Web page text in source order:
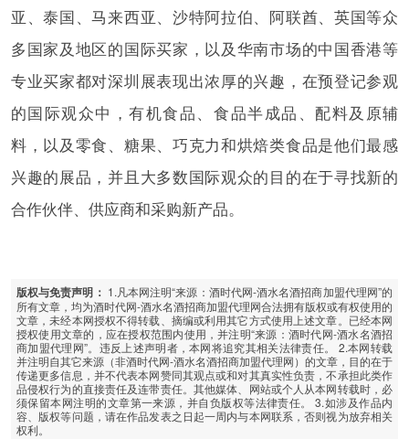
亚、泰国、马来西亚、沙特阿拉伯、阿联酋、英国等众
多国家及地区的国际买家，以及华南市场的中国香港等
专业买家都对深圳展表现出浓厚的兴趣，在预登记参观
的国际观众中，有机食品、食品半成品、配料及原辅
料，以及零食、糖果、巧克力和烘焙类食品是他们最感
兴趣的展品，并且大多数国际观众的目的在于寻找新的
合作伙伴、供应商和采购新产品。
版权与免责声明： 1.凡本网注明“来源：酒时代网-酒水名酒招商加盟代理网”的
所有文章，均为酒时代网-酒水名酒招商加盟代理网合法拥有版权或有权使用的
文章，未经本网授权不得转载、摘编或利用其它方式使用上述文章。已经本网
授权使用文章的，应在授权范围内使用，并注明“来源：酒时代网-酒水名酒招
商加盟代理网”。违反上述声明者，本网将追究其相关法律责任。 2.本网转载
并注明自其它来源（非酒时代网-酒水名酒招商加盟代理网）的文章，目的在于
传递更多信息，并不代表本网赞同其观点或和对其真实性负责，不承担此类作
品侵权行为的直接责任及连带责任。其他媒体、网站或个人从本网转载时，必
须保留本网注明的文章第一来源，并自负版权等法律责任。 3.如涉及作品内
容、版权等问题，请在作品发表之日起一周内与本网联系，否则视为放弃相关
权利。